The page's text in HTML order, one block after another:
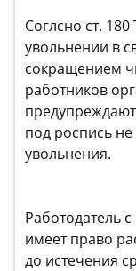
Соглсно ст.
увольнении в
сокращением
работников
под роспись
увольнения.
Работодатель
имеет право
до истечения